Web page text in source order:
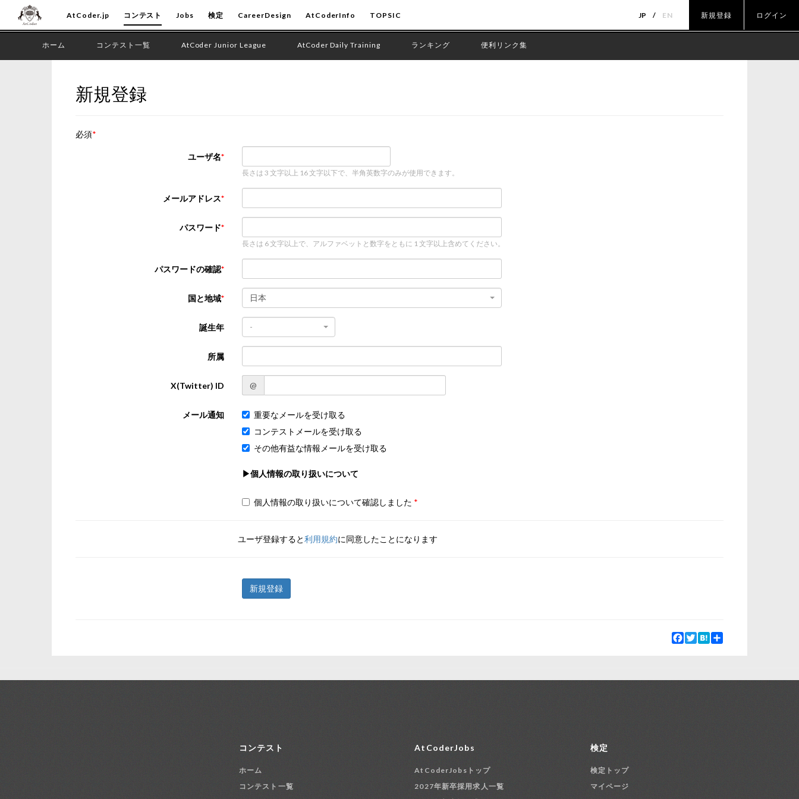
AtCoder.jp コンテスト Jobs 検定 CareerDesign AtCoderInfo TOPSIC JP EN 新規登録 ログイン
ホーム コンテスト一覧 AtCoder Junior League AtCoder Daily Training ランキング 便利リンク集
新規登録
必須
ユーザ名
長さは 3 文字以上 16 文字以下で、半角英数字のみが使用できます。
メールアドレス
パスワード
長さは 6 文字以上で、アルファベットと数字をともに 1 文字以上含めてください。
パスワードの確認
国と地域 日本
誕生年 -
所属
X(Twitter) ID @
メール通知
重要なメールを受け取る
コンテストメールを受け取る
その他有益な情報メールを受け取る
▶個人情報の取り扱いについて
個人情報の取り扱いについて確認しました
ユーザ登録すると利用規約に同意したことになります
新規登録
Facebook
Twitter
Hatena
コンテスト
ホーム
コンテスト一覧
AtCoderJobs
AtCoderJobsトップ
2027年新卒採用求人一覧
検定
検定トップ
マイページ